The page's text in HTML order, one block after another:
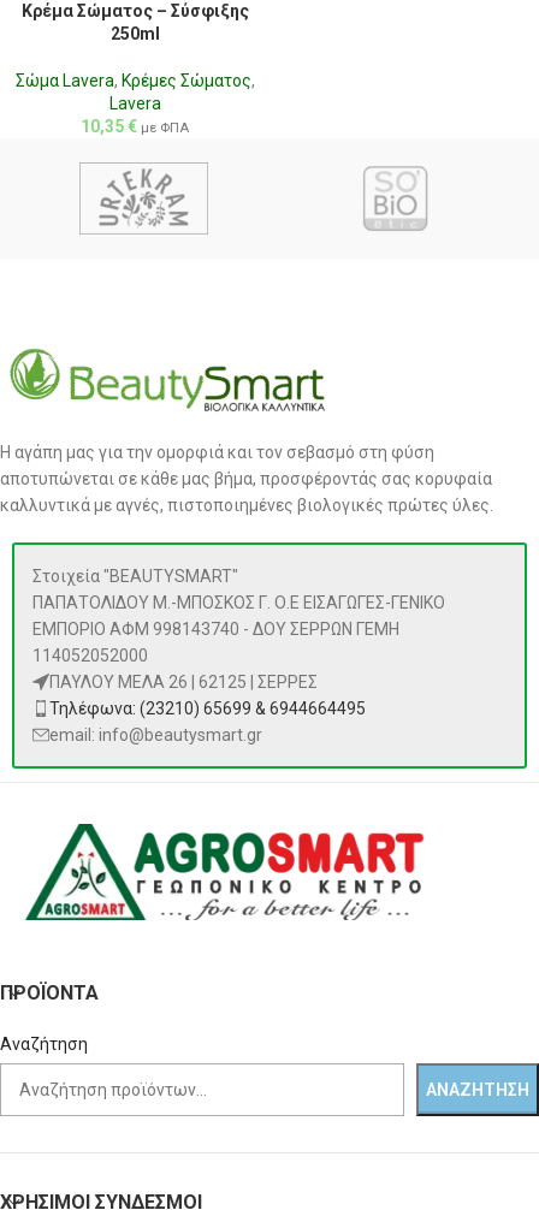
Κρέμα Σώματος – Σύσφιξης
250ml
Σώμα Lavera, Κρέμες Σώματος,
Lavera
10,35€ με ΦΠΑ
Η αγάπη μας για την ομορφιά και τον σεβασμό στη φύση
αποτυπώνεται σε κάθε μας βήμα, προσφέροντάς σας κορυφαία
καλλυντικά με αγνές, πιστοποιημένες βιολογικές πρώτες ύλες.
Στοιχεία "BEAUTYSMART"
ΠΑΠΑΤΟΛΙΔΟΥ Μ.-ΜΠΟΣΚΟΣ Γ. Ο.Ε ΕΙΣΑΓΩΓΕΣ-ΓΕΝΙΚΟ
ΕΜΠΟΡΙΟ ΑΦΜ 998143740 - ΔΟΥ ΣΕΡΡΩΝ ΓΕΜΗ
114052052000
ΠΑΥΛΟΥ ΜΕΛΑ 26 | 62125 | ΣΕΡΡΕΣ
Τηλέφωνα: (23210) 65699 & 6944664495
email: info@beautysmart.gr
ΠΡΟΪΌΝΤΑ
Αναζήτηση
ΑΝΑΖΉΤΗΣΗ
ΧΡΗΣΙΜΟΙ ΣΥΝΔΕΣΜΟΙ